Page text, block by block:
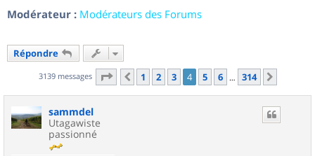
Modérateur : Modérateurs des Forums
Répondre
3139 messages Page 4sur314
Précédent
1 2 3 4 5 6 … 314
sammdel
Utagawiste
passionné